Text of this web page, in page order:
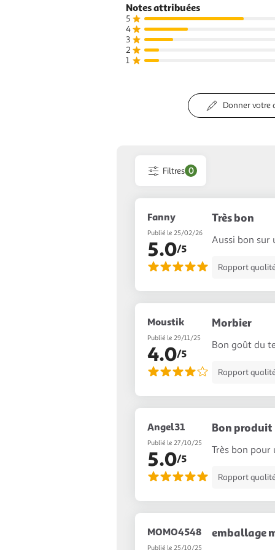
g
Notes attribuées
5
4
3
2
1
Donner votre
Filtres 0
Fanny
Publié le 25/02/26
5.0/5
Très bon
Aussi bon sur
Rapport
Moustik
Publié le 29/11/25
4.0/5
Morbier
Bon goût du
Rapport
Angel31
Publié le 27/10/25
5.0/5
Bon produit
Très bon pour
Rapport
MOMO4548
Publié le 25/10/25
emballage